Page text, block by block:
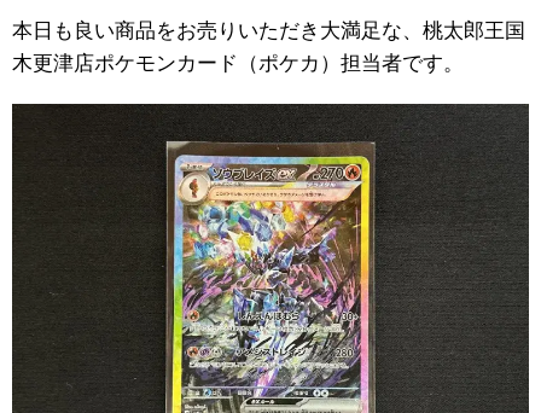
本日も良い商品をお売りいただき大満足な、桃太郎王国
木更津店ポケモンカード（ポケカ）担当者です。